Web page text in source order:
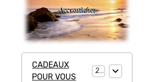
CADEAUX
POUR VOUS
20